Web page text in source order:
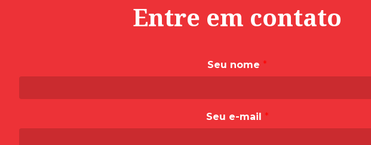
Entre em contato
Seu nome *
Seu e-mail *